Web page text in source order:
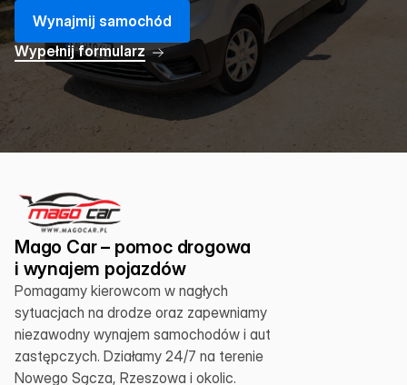
Wynajmij samochód
Wypełnij formularz
Mago Car – pomoc drogowa
i wynajem pojazdów
Pomagamy kierowcom w nagłych
sytuacjach na drodze oraz zapewniamy
niezawodny wynajem samochodów i aut
zastępczych. Działamy 24/7 na terenie
Nowego Sącza, Rzeszowa i okolic.